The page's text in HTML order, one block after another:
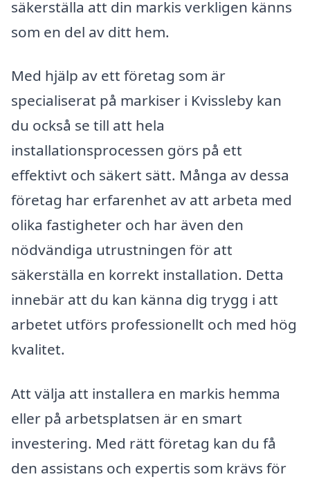
säkerställa att din markis verkligen känns
som en del av ditt hem.
Med hjälp av ett företag som är
specialiserat på markiser i Kvissleby kan
du också se till att hela
installationsprocessen görs på ett
effektivt och säkert sätt. Många av dessa
företag har erfarenhet av att arbeta med
olika fastigheter och har även den
nödvändiga utrustningen för att
säkerställa en korrekt installation. Detta
innebär att du kan känna dig trygg i att
arbetet utförs professionellt och med hög
kvalitet.
Att välja att installera en markis hemma
eller på arbetsplatsen är en smart
investering. Med rätt företag kan du få
den assistans och expertis som krävs för